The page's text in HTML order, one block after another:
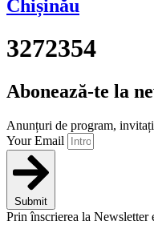
Chișinău
3272354
Abonează-te la
Anunțuri de program,
Your Email
Submit
Prin înscrierea la Newsletter